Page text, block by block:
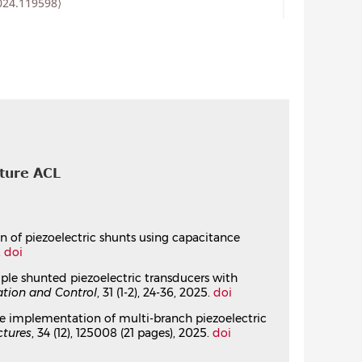
ring coupled to analogous
⟨10.1016/j.ijmecsci.2024.109009⟩
with correction for residual modes and
ACL
of piezoelectric shunts using capacitance
doi
shunted piezoelectric transducers with
and Control, 31 (1-2), 24-36, 2025. doi
implementation of multi-branch piezoelectric
, 34 (12), 125008 (21 pages), 2025. doi